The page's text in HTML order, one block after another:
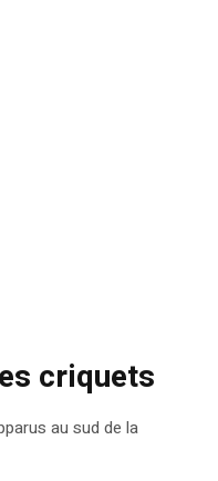
criquets
au sud de la